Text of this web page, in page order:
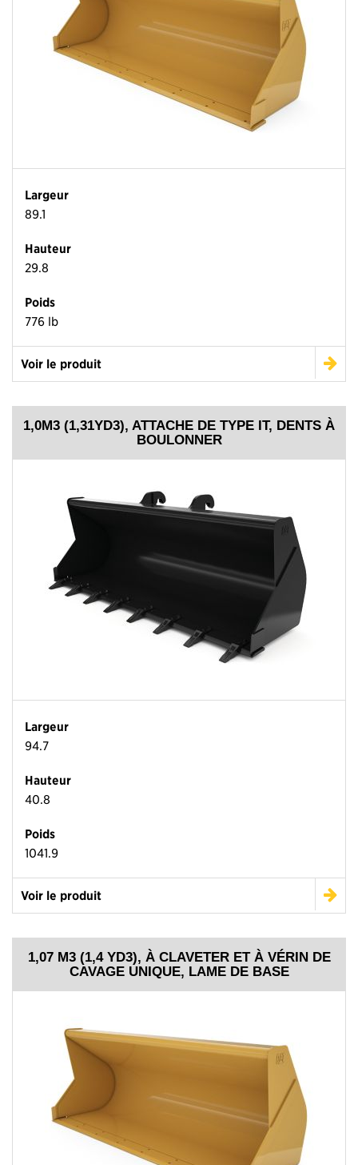
Largeur
89.1
Hauteur
29.8
Poids
776 lb
Voir le produit
1,0M3 (1,31YD3), ATTACHE DE TYPE IT, DENTS À
BOULONNER
Largeur
94.7
Hauteur
40.8
Poids
1041.9
Voir le produit
1,07 M3 (1,4 YD3), À CLAVETER ET À VÉRIN DE
CAVAGE UNIQUE, LAME DE BASE